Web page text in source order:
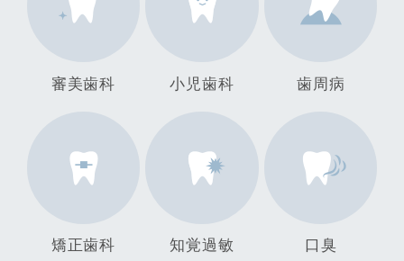
審美歯科 小児歯科 歯周病
矯正歯科 知覚過敏 口臭